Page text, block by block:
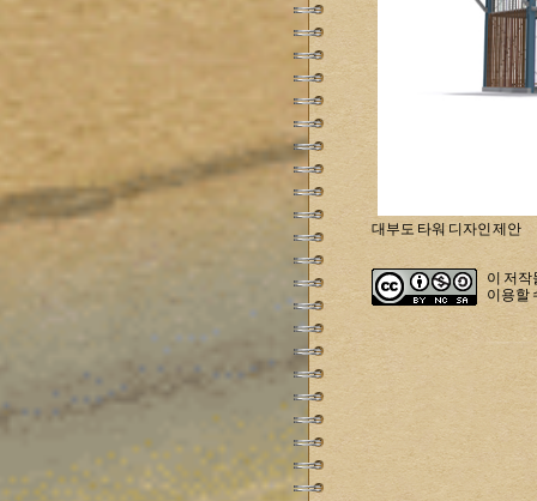
대부도 타워 디자인 제안
이 저
이용할